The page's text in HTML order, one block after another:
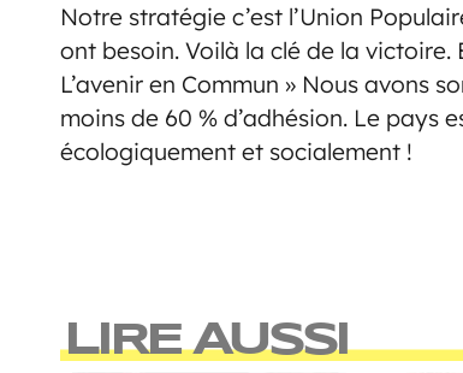
Notre stratégie c’est l’Union
ont besoin. Voilà la clé de la victoire.
L’avenir en Commun » Nous avons
moins de 60 % d’adhésion. Le pays
écologiquement et socialement !
LIRE AUSSI